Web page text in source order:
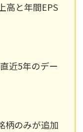
高と年間EPS
近5年のデー
柄のみが追加